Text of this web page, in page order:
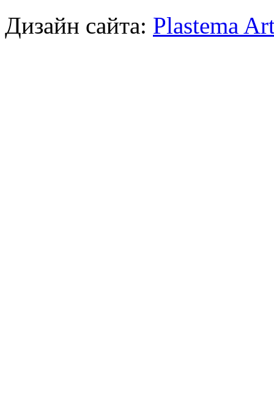
Дизайн сайта: Plastema